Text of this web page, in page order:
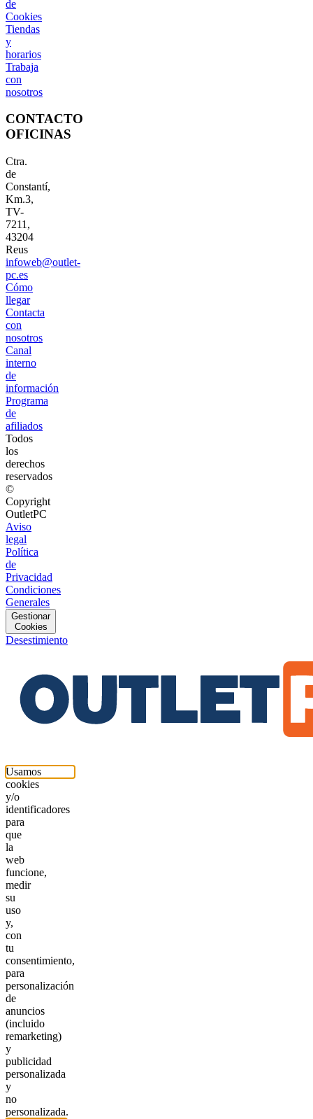
de
Cookies
Tiendas
y
horarios
Trabaja
con
nosotros
CONTACTO
OFICINAS
Ctra.
de
Constantí,
Km.3,
TV-
7211,
43204
Reus
infoweb@outlet-
pc.es
Cómo
llegar
Contacta
con
nosotros
Canal
interno
de
información
Programa
de
afiliados
Todos
los
derechos
reservados
©
Copyright
OutletPC
Aviso
legal
Política
de
Privacidad
Condiciones
Generales
Gestionar
Cookies
Desestimiento
Usamos
cookies
y/o
identificadores
para
que
la
web
funcione,
medir
su
uso
y,
con
tu
consentimiento,
para
personalización
de
anuncios
(incluido
remarketing)
y
publicidad
personalizada
y
no
personalizada.